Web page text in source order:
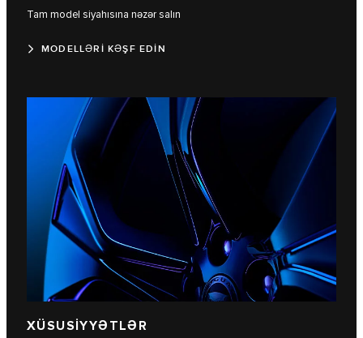
Tam model siyahısına nəzər salın
MODELLƏRİ KƏŞF EDİN
XÜSUSİYYƏTLƏR